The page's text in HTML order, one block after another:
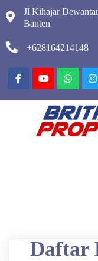
Jl Kihajar
Banten
+628164214148
Daftar